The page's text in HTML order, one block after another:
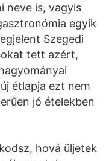
neve is, vagyis
egyik
Szegedi
tett azért,
étlapja ezt nem
jó ételekben
hová üljetek